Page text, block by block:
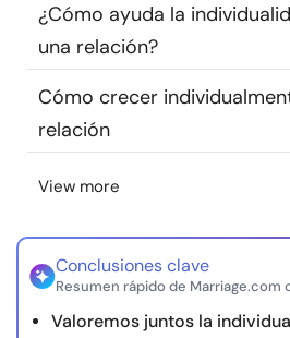
Sobre nosotros Contáctanos
nosotros
© Copyright 2026. Todos los
¿Cómo ayuda la
una relación?
Cómo crecer
relación
View more
Conclusiones clave
Resumen rápido de Marriage.com
Valoremos juntos la